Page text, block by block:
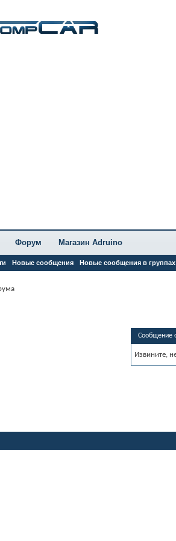
Новые сообщения Новые сообщения в группах
Форум Магазин Adruino
Сообщение
Извините,